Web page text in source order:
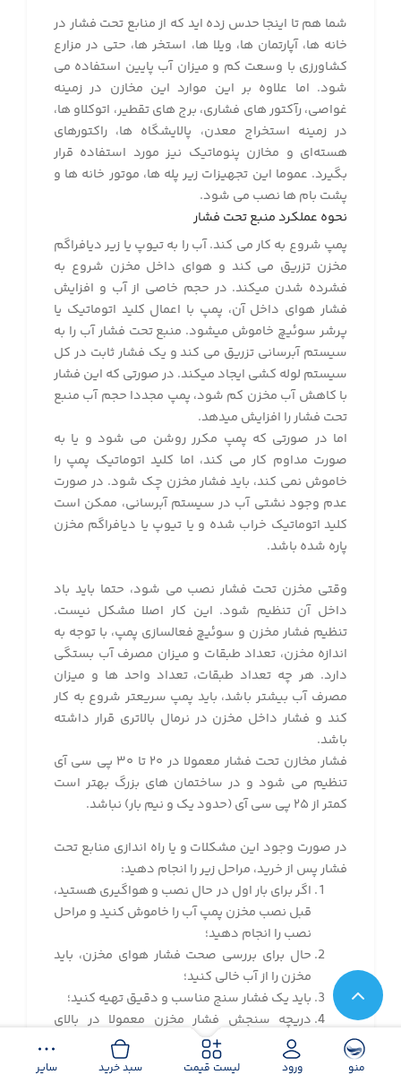
شما هم تا اینجا حدس زده اید که از منابع تحت فشار در
خانه ها، آپارتمان ها، ویلا ها، استخر ها، حتی در مزارع
کشاورزی با وسعت کم و میزان آب پایین استفاده می
شود. اما علاوه ‌بر این موارد این مخازن در زمینه
غواصی، رآکتور های فشاری، برج‌ های تقطیر، اتوکلاو ها،
در زمینه استخراج معدن، پالایشگاه‌ ها، راکتورهای
هسته‌ای و مخازن پنوماتیک نیز مورد استفاده قرار
بگیرد. عموما این تجهیزات زیر پله ها، موتور خانه ها و
پشت بام ها نصب می شود.
نحوه عملکرد منبع تحت فشار
پمپ شروع به کار می کند. آب را به تیوپ یا زیر دیافراگم
مخزن تزریق می کند و هوای داخل مخزن شروع به
فشرده شدن میکند. در حجم خاصی از آب و افزایش
فشار هوای داخل آن، پمپ با اعمال کلید اتوماتیک یا
پرشر سوئیچ خاموش میشود. منبع تحت فشار آب را به
سیستم آبرسانی تزریق می کند و یک فشار ثابت در کل
سیستم لوله کشی ایجاد میکند. در صورتی که این فشار
با کاهش آب مخزن کم شود، پمپ مجددا حجم آب منبع
تحت فشار را افزایش میدهد.
اما در صورتی که پمپ مکرر روشن می شود و یا به
صورت مداوم کار می کند، اما کلید اتوماتیک پمپ را
خاموش نمی کند، باید فشار مخزن چک شود. در صورت
عدم وجود نشتی آب در سیستم آبرسانی، ممکن است
کلید اتوماتیک خراب شده و یا تیوپ یا دیافراگم مخزن
پاره شده باشد.
وقتی مخزن تحت فشار نصب می شود، حتما باید باد
داخل آن تنظیم شود. این کار اصلا مشکل نیست.
تنظیم فشار مخزن و سوئیچ فعالسازی پمپ، با توجه به
اندازه مخزن، تعداد طبقات و میزان مصرف آب بستگی
دارد. هر چه تعداد طبقات، تعداد واحد ها و میزان
مصرف آب بیشتر باشد، باید پمپ سریعتر شروع به کار
کند و فشار داخل مخزن در نرمال بالاتری قرار داشته
باشد.
فشار مخازن تحت فشار معمولا در ۲۰ تا ۳۰ پی سی آی
تنظیم می شود و در ساختمان های بزرگ بهتر است
کمتر از ۲۵ پی سی آی (حدود یک و نیم بار) نباشد.
در صورت وجود این مشکلات و یا راه اندازی منابع تحت
فشار پس از خرید، مراحل زیر را انجام دهید:
اگر برای بار اول در حال نصب و هواگیری هستید،
قبل نصب مخزن پمپ آب را خاموش کنید و مراحل
نصب را انجام دهید؛
حال برای بررسی صحت فشار هوای مخزن، باید
مخزن را از آب خالی کنید؛
باید یک فشار سنج مناسب و دقیق تهیه کنید؛
دریچه سنجش فشار مخزن معمولا در بالای
محفظه قرار دارد، درب آن را باز کنید ( کاملا شبیه
والف لاستیک خودرو یا موتورسیکلت است)؛
منو ورود لیست قیمت سبد خرید سایر